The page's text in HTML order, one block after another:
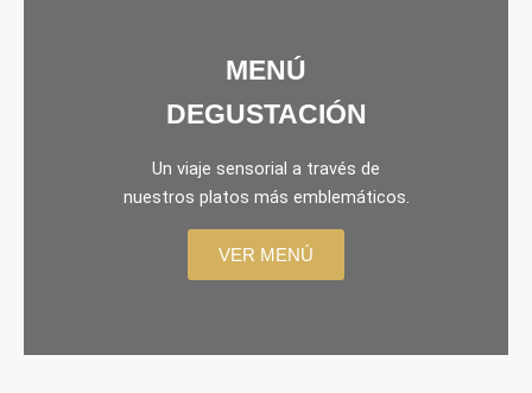
MENÚ
DEGUSTACIÓN
Un viaje sensorial a través de
nuestros platos más emblemáticos.
VER MENÚ